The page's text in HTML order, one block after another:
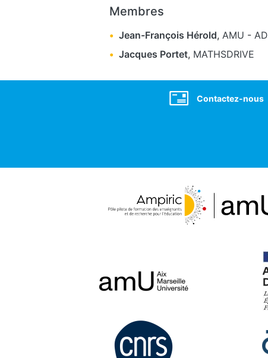
Membres
Jean-François Hérold, AMU -
Jacques Portet, MATHSDRIVE
SocialContactez-nous